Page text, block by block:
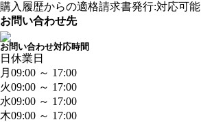
購入履歴からの適格請求書発行:対応可能
お問い合わせ先
お問い合わせ対応時間
日 休業日
月 09:00 ～ 17:00
火09:00 ～ 17:00
水09:00 ～ 17:00
木09:00 ～ 17:00